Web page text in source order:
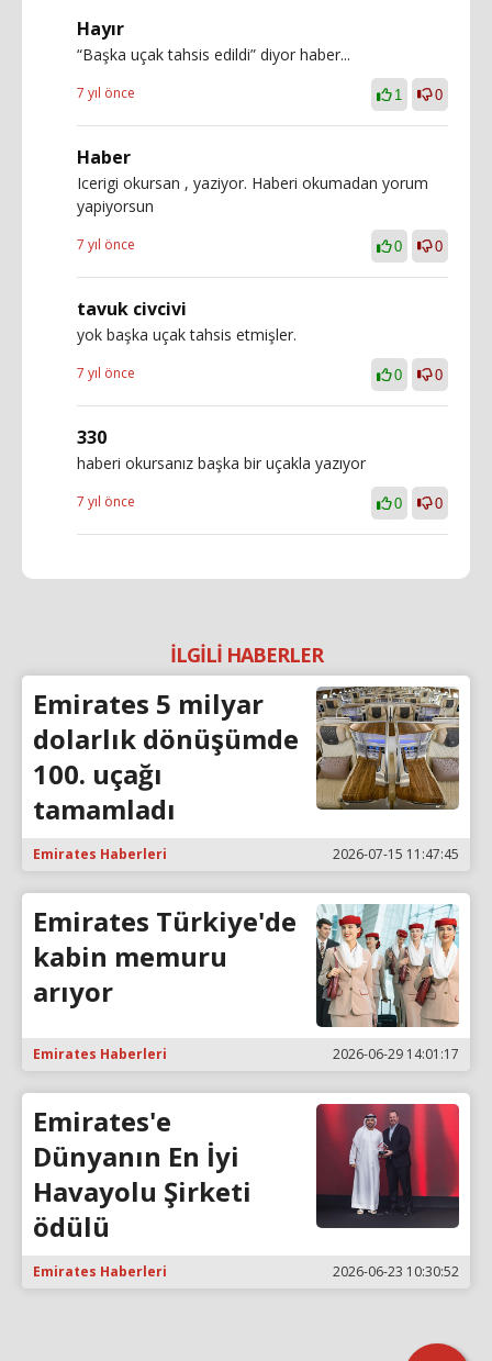
Hayır
“Başka uçak tahsis edildi” diyor haber...
7 yıl önce 1 0
Haber
Icerigi okursan , yaziyor. Haberi okumadan yorum
yapiyorsun
7 yıl önce 0 0
tavuk civcivi
yok başka uçak tahsis etmişler.
7 yıl önce 0 0
330
haberi okursanız başka bir uçakla yazıyor
7 yıl önce 0 0
İLGİLİ HABERLER
Emirates 5 milyar
dolarlık dönüşümde
100. uçağı
tamamladı
Emirates Haberleri 2026-07-15 11:47:45
Emirates Türkiye'de
kabin memuru
arıyor
Emirates Haberleri 2026-06-29 14:01:17
Emirates'e
Dünyanın En İyi
Havayolu Şirketi
ödülü
Emirates Haberleri 2026-06-23 10:30:52